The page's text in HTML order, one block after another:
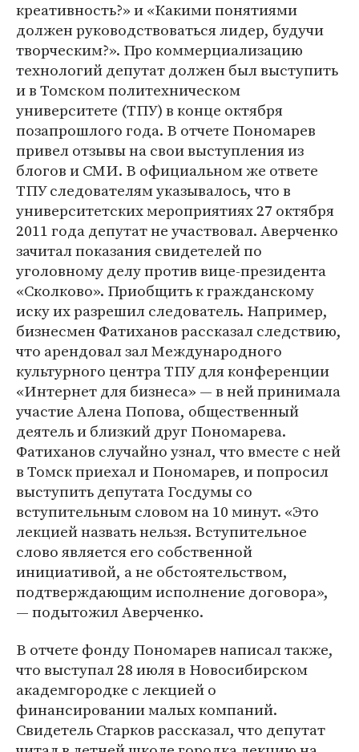
креативность?» и «Какими понятиями
должен руководствоваться лидер, будучи
творческим?». Про коммерциализацию
технологий депутат должен был выступить
и в Томском политехническом
университете (ТПУ) в конце октября
позапрошлого года. В отчете Пономарев
привел отзывы на свои выступления из
блогов и СМИ. В официальном же ответе
ТПУ следователям указывалось, что в
университетских мероприятиях 27 октября
2011 года депутат не участвовал. Аверченко
зачитал показания свидетелей по
уголовному делу против вице-президента
«Сколково». Приобщить к гражданскому
иску их разрешил следователь. Например,
бизнесмен Фатиханов рассказал следствию,
что арендовал зал Международного
культурного центра ТПУ для конференции
«Интернет для бизнеса» ― в ней принимала
участие Алена Попова, общественный
деятель и близкий друг Пономарева.
Фатиханов случайно узнал, что вместе с ней
в Томск приехал и Пономарев, и попросил
выступить депутата Госдумы со
вступительным словом на 10 минут. «Это
лекцией назвать нельзя. Вступительное
слово является его собственной
инициативой, а не обстоятельством,
подтверждающим исполнение договора»,
― подытожил Аверченко.
В отчете фонду Пономарев написал также,
что выступал 28 июля в Новосибирском
академгородке с лекцией о
финансировании малых компаний.
Свидетель Старков рассказал, что депутат